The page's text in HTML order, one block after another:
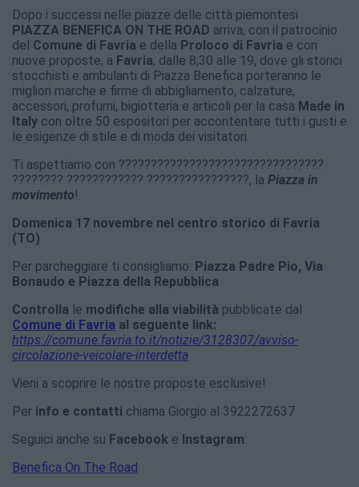
Dopo i successi nelle piazze delle città piemontesi
PIAZZA BENEFICA ON THE ROAD arriva, con il patrocinio
del Comune di Favria e della Proloco di Favria e con
nuove proposte, a Favria, dalle 8,30 alle 19, dove gli storici
stocchisti e ambulanti di Piazza Benefica porteranno le
migliori marche e firme di abbigliamento, calzature,
accessori, profumi, bigiotteria e articoli per la casa Made in
Italy con oltre 50 espositori per accontentare tutti i gusti e
le esigenze di stile e di moda dei visitatori.
Ti aspettiamo con ????????????????????????????????
???????? ???????????? ????????????????, la Piazza in
movimento!
Domenica 17 novembre nel centro storico di Favria
(TO)
Per parcheggiare ti consigliamo: Piazza Padre Pio, Via
Bonaudo e Piazza della Repubblica
Controlla le modifiche alla viabilità pubblicate dal
Comune di Favria al seguente link:
https://comune.favria.to.it/notizie/3128307/avviso-
circolazione-veicolare-interdetta
Vieni a scoprire le nostre proposte esclusive!
Per info e contatti chiama Giorgio al 3922272637
Seguici anche su Facebook e Instagram:
Benefica On The Road